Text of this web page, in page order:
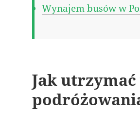
Wynajem busów w
Jak